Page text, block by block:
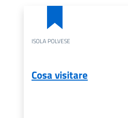
ISOLA POLVESE
Cosa visitare